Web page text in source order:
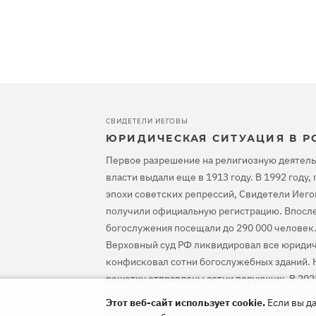
СВИДЕТЕЛИ ИЕГОВЫ
ЮРИДИЧЕСКАЯ СИТУАЦИЯ В
Первое разрешение на религиозную
власти выдали еще в 1913 году. В 1992
эпохи советских репрессий, Свидетели
получили официальную регистрацию.
богослужения посещали до 290 000
Верховный суд РФ ликвидировал все
конфисковал сотни богослужебных зданий.
решетку отправлены сотни верующих. В
уголовное преследование и
Этот веб-сайт использует cookie. Если вы